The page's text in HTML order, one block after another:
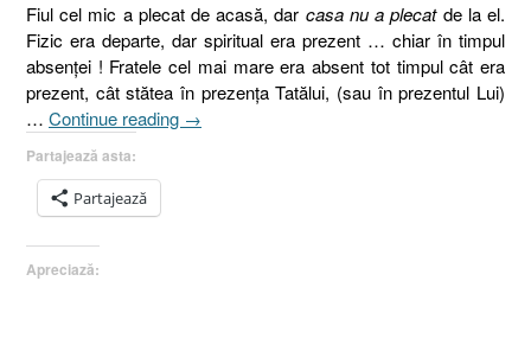
Fiul cel mic a plecat de acasă, dar casa nu a plecatde la el.
Fizic era departe, dar spiritual era prezent … chiar în timpul
absenţei ! Fratele cel mai mare era absent tot timpul cât era
prezent, cât stătea în prezenţa Tatălui, (sau în prezentul Lui)
… Continue reading „Pilda
→
Partajează asta:
Partajează
Apreciază: